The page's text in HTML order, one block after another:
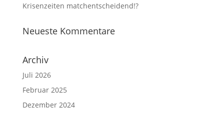
Krisenzeiten matchentscheidend!?
Neueste Kommentare
Archiv
Juli 2026
Februar 2025
Dezember 2024